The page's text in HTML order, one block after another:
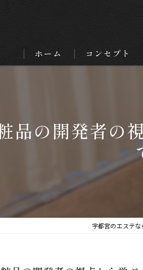
ホーム コンセプト
品の開発者の
宇都宮のエステな